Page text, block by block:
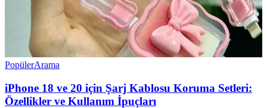
PopülerArama
iPhone 18 ve 20 için Şarj Kablosu Koruma Setleri:
Özellikler ve Kullanım İpuçları